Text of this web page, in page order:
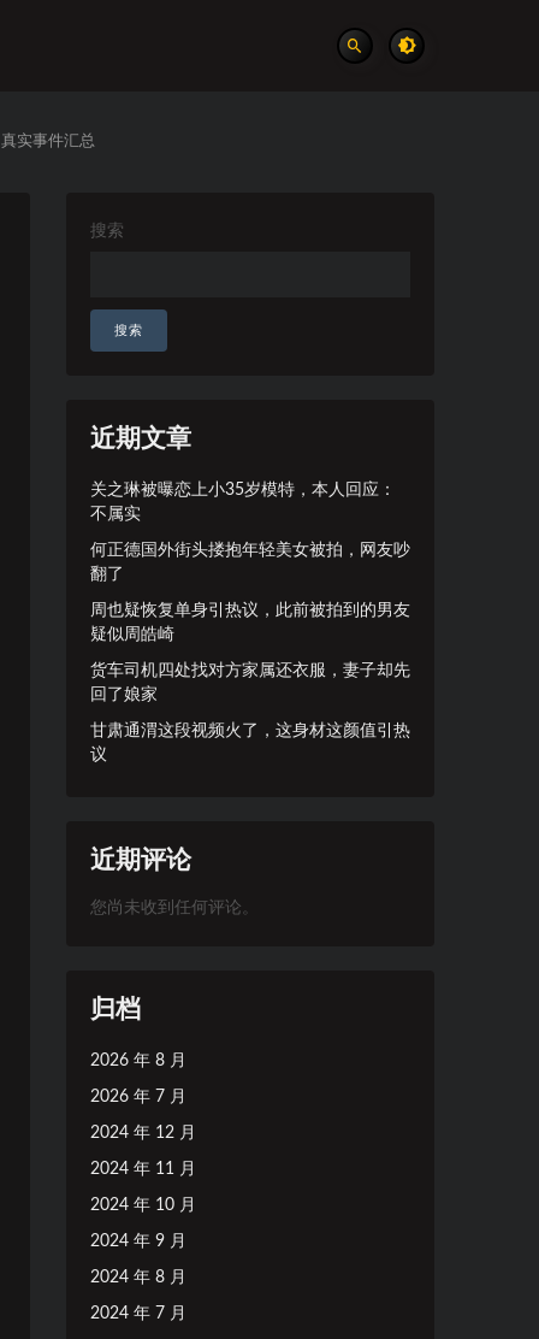
实事件汇总
搜索
搜索
近期文章
关之琳被曝恋上小35岁模特，本人回应：
不属实
何正德国外街头搂抱年轻美女被拍，网友吵
翻了
周也疑恢复单身引热议，此前被拍到的男友
疑似周皓崎
货车司机四处找对方家属还衣服，妻子却先
回了娘家
甘肃通渭这段视频火了，这身材这颜值引热
议
近期评论
您尚未收到任何评论。
归档
2026 年 8 月
2026 年 7 月
2024 年 12 月
2024 年 11 月
2024 年 10 月
2024 年 9 月
2024 年 8 月
2024 年 7 月